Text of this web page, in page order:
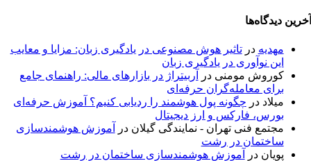
آخرین دیدگاه‌ها
مهدیه درتاثیر هوش مصنوعی در یادگیری زبان: مزایا و معایب
این نوآوری در یادگیری زبان
کوروش مومنی در
آربیتراژ در بازارهای مالی: راهنمای جامع
برای معامله‌گران حرفه‌ای
میلاد در چگونه پول هوشمند را ردیابی کنیم؟ آموزش حرفه‌ای
بورس، فارکس و ارز دیجیتال
مجتمع فنی تهران - نمایندگی گیلان در
آموزش هوشمندسازی
ساختمان در رشت
پویان در آموزش هوشمندسازی ساختمان در رشت